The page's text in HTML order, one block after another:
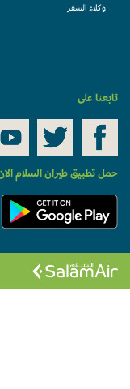
وكلاء السفر
تابعنا على
حمل تطبيق طيران السلام الان